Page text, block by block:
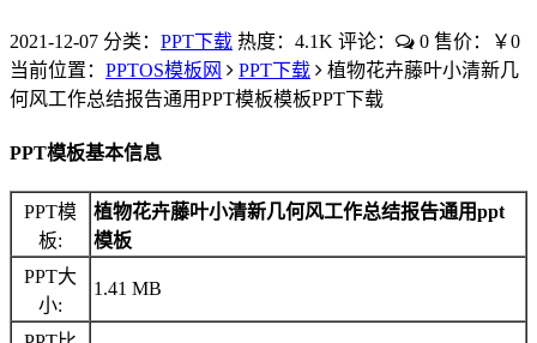
2021-12-07 分类： PPT下载 热度：4.1K 评论： 0 售价：￥0
当前位置： PPTOS模板网 PPT下载
植物花卉藤叶小清新几
何风工作总结报告通用PPT模板模板PPT下载
PPT模板基本信息
PPT模
板:
植物花卉藤叶小清新几何风工作总结报告通用ppt
模板
PPT大
小:
1.41 MB